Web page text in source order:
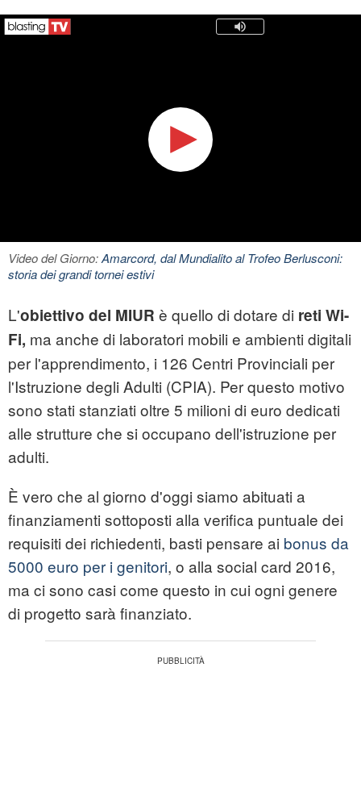
Video del Giorno:Amarcord, dal Mundialito al Trofeo Berlusconi:
storia dei grandi tornei estivi
L'obiettivo del MIUR è quello di dotare di reti Wi-
Fi, ma anche di laboratori mobili e ambienti digitali
per l'apprendimento, i 126 Centri Provinciali per
l'Istruzione degli Adulti (CPIA). Per questo motivo
sono stati stanziati oltre 5 milioni di euro dedicati
alle strutture che si occupano dell'istruzione per
adulti.
È vero che al giorno d'oggi siamo abituati a
finanziamenti sottoposti alla verifica puntuale dei
requisiti dei richiedenti, basti pensare ai bonus da
5000 euro per i genitori, o alla social card 2016,
ma ci sono casi come questo in cui ogni genere
di progetto sarà finanziato.